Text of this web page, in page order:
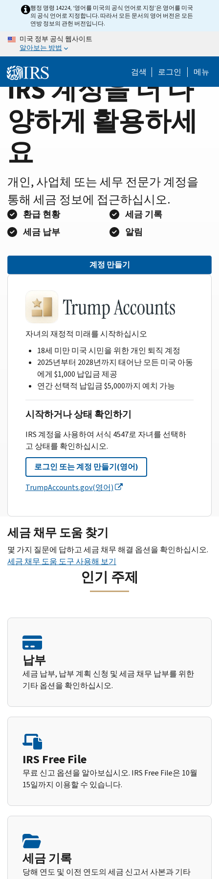
content
Home행정 명령 14224, ‘영어를 미국의 공식 언어로 지정’은 영어를 미국
의 공식 언어로 지정합니다. 따라서 모든 문서의 영어 버전은 모든
연방 정보의 관헌 버전입니다.
미국 정부 공식 웹사이트
알아보는 방법
검색 로그인 메뉴
IRS 계정을 더 다
양하게 활용하세
요
개인, 사업체 또는 세무 전문가 계정을
통해 세금 정보에 접근하십시오.
환급 현황
세금 기록
세금 납부
알림
계정 만들기
자녀의 재정적 미래를 시작하십시오
18세 미만 미국 시민을 위한 개인 퇴직 계정
2025년부터 2028년까지 태어난 모든 미국 아동
에게 $1,000 납입금 제공
연간 선택적 납입금 $5,000까지 예치 가능
시작하거나 상태 확인하기
IRS 계정을 사용하여 서식 4547로 자녀를 선택하
고 상태를 확인하십시오.
로그인 또는 계정 만들기(영어)
TrumpAccounts.gov(영어)
세금 채무 도움 찾기
몇 가지 질문에 답하고 세금 채무 해결 옵션을 확인하십시오.
세금 채무 도움 도구 사용해 보기
인기 주제
납부
세금 납부, 납부 계획 신청 및 세금 채무 납부를 위한
기타 옵션을 확인하십시오.
IRS Free File
무료 신고 옵션을 알아보십시오. IRS Free File은 10월
15일까지 이용할 수 있습니다.
세금 기록
당해 연도 및 이전 연도의 세금 신고서 사본과 기타